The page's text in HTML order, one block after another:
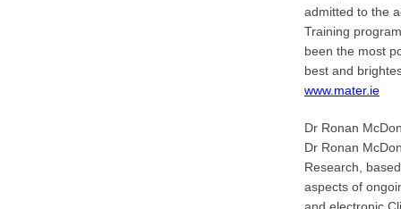
admitted to the
Training
been the most
best and
www.mater.ie
Dr Ronan
Dr Ronan
Research,
aspects of